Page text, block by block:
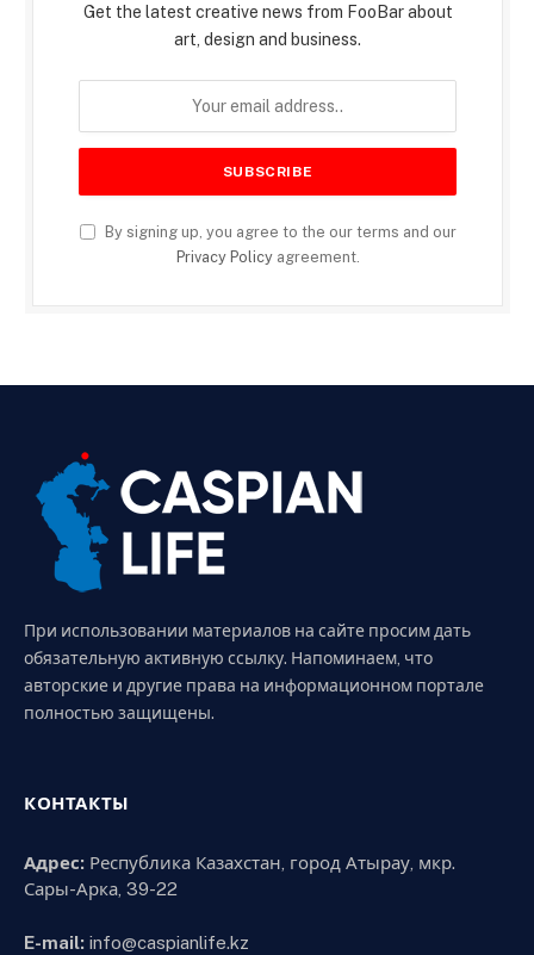
Get the latest creative news from FooBar about
art, design and business.
By signing up, you agree to the our terms and our
Privacy Policyagreement.
При использовании материалов на сайте просим дать
обязательную активную ссылку. Напоминаем, что
авторские и другие права на информационном портале
полностью защищены.
КОНТАКТЫ
Адрес: Республика Казахстан, город Атырау, мкр.
Сары-Арка, 39-22
E-mail: info@caspianlife.kz